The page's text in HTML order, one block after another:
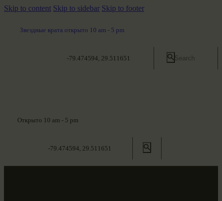
Skip to content Skip to sidebar Skip to footer
Звездные врата открыто 10 am - 5 pm
-79.474594, 29.511651
Открыто 10 am - 5 pm
-79.474594, 29.511651